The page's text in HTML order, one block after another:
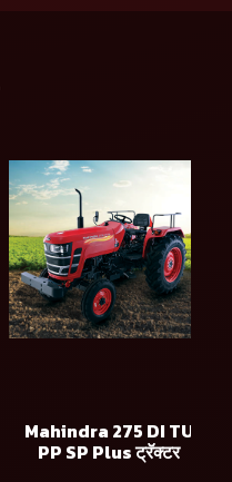
Mahindra 275 DI TU
PP SP Plus ट्रॅक्टर